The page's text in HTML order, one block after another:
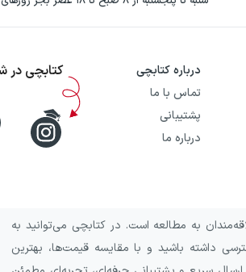
درباره کتابچی
تماس با ما
پشتیبانی
درباره ما
کتابچی در
به مطالعه است. در کتابچی می‌توانید به
داشته باشید و با مقایسه قیمت‌ها، بهترین